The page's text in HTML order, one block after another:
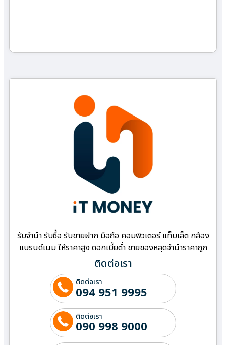
รับจำนำ รับซื้อ รับขายฝาก มือถือ คอมพิวเตอร์ แท็บเล็ต กล้อง
แบรนด์เนม ให้ราคาสูง ดอกเบี้ยต่ำ ขายของหลุดจำนำราคาถูก
ติดต่อเรา
ติดต่อเรา
094 951 9995
ติดต่อเรา
090 998 9000